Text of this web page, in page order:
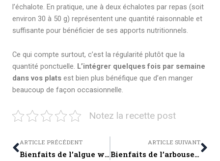
l’échalote. En pratique, une à deux échalotes par repas (soit
environ 30 à 50 g) représentent une quantité raisonnable et
suffisante pour bénéficier de ses apports nutritionnels.
Ce qui compte surtout, c’est la régularité plutôt que la
quantité ponctuelle. L’intégrer quelques fois par semaine
dans vos platsest bien plus bénéfique que d’en manger
beaucoup de façon occasionnelle.
Notez la recette post
Prev
ARTICLE PRÉCÉDENT
Bienfaits de l’algue wakamé : vertus, usages, précautions et conseils pour bien la consommer
ARTICLE SUIVANT
Bienfaits de l’arbouse : vertus, nutrition et précautions à connaître